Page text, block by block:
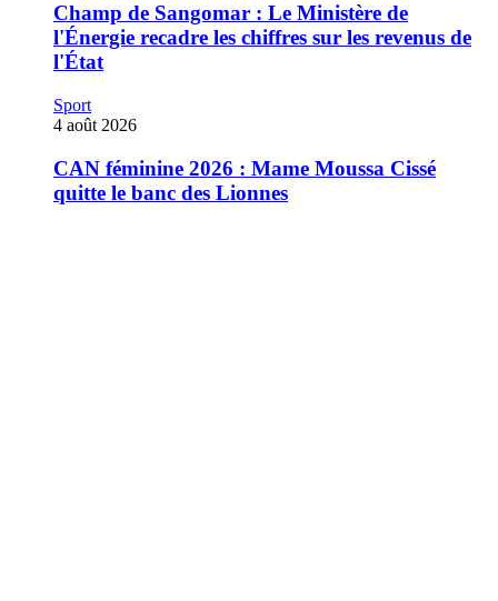
Champ de Sangomar : Le Ministère de
l'Énergie recadre les chiffres sur les revenus de
l'État
Sport
4 août 2026
CAN féminine 2026 : Mame Moussa Cissé
quitte le banc des Lionnes